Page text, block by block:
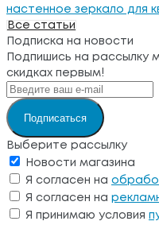
настенное зеркало для
Все статьи
Подписка на новости
Подпишись на рассылку
скидках первым!
Подписаться
Выберите рассылку
Новости магазина
Я согласен на
Я согласен на
Я принимаю условия